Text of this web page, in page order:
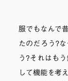
服でもなんで
たのだろう?
う?それはも
して機能を考